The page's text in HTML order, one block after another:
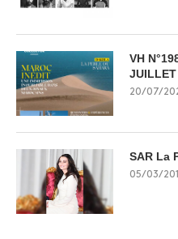
VH
JUILLET
20/07/
SAR La
05/03/